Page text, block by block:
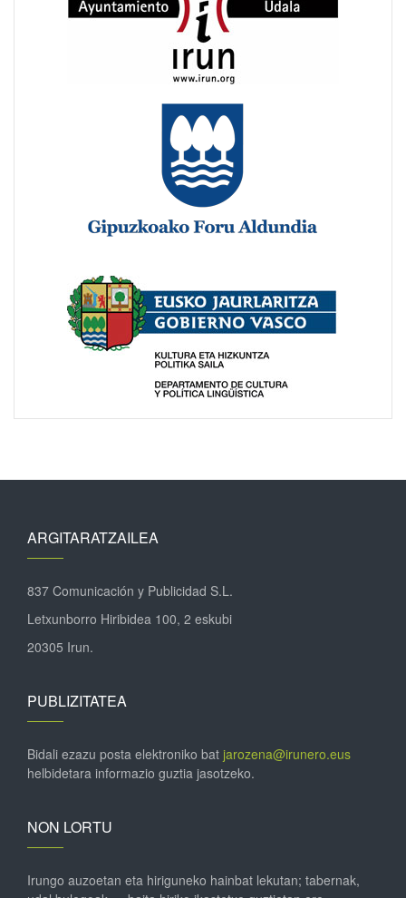
ARGITARATZAILEA
837 Comunicación y Publicidad S.L.
Letxunborro Hiribidea 100, 2 eskubi
20305 Irun.
PUBLIZITATEA
Bidali ezazu posta elektroniko bat jarozena@irunero.eus
helbidetara informazio guztia jasotzeko.
NON LORTU
Irungo auzoetan eta hiriguneko hainbat lekutan; tabernak,